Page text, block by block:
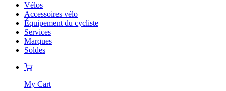
Vélos
Accessoires vélo
Équipement du cycliste
Services
Marques
Soldes
My Cart